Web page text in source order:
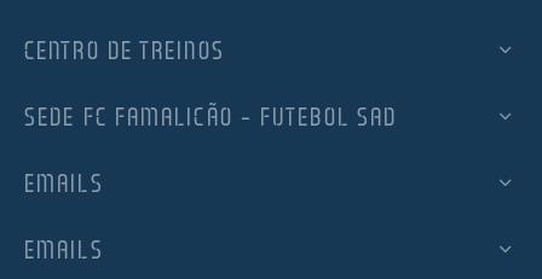
CENTRO DE TREINOS
SEDE FC FAMALICÃO – FUTEBOL SAD
EMAILS
EMAILS